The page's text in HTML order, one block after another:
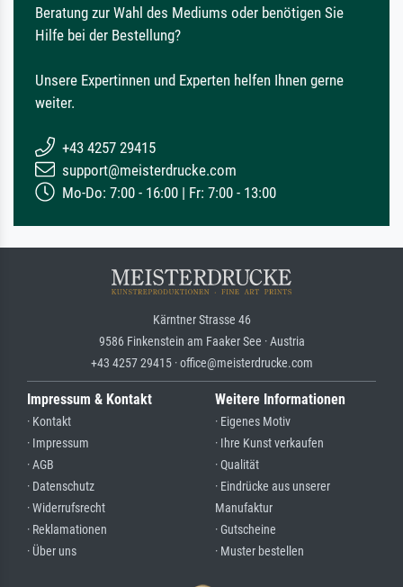
Beratung zur Wahl des Mediums oder benötigen Sie
Hilfe bei der Bestellung?
Unsere Expertinnen und Experten helfen Ihnen gerne
weiter.
+43 4257 29415
support@meisterdrucke.com
Mo-Do: 7:00 - 16:00 | Fr: 7:00 - 13:00
Kärntner Strasse 46
9586 Finkenstein am Faaker See · Austria
+43 4257 29415 · office@meisterdrucke.com
Impressum & Kontakt
· Kontakt
· Impressum
· AGB
· Datenschutz
· Widerrufsrecht
· Reklamationen
· Über uns
Weitere Informationen
· Eigenes Motiv
· Ihre Kunst verkaufen
· Qualität
· Eindrücke aus unserer
Manufaktur
· Gutscheine
· Muster bestellen